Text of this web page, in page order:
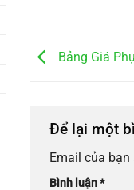
Bảng Giá
Để lại một
Email của
Bình luận*